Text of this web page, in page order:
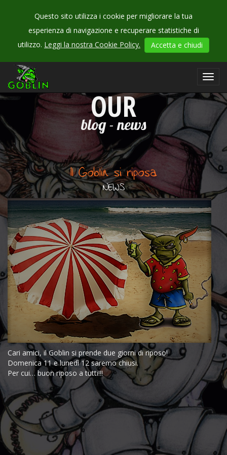
Questo sito utilizza i cookie per migliorare la tua
esperienza di navigazione e recuperare statistiche di
utilizzo. Leggi la nostra Cookie Policy. Accetta e chiudi
CHECK
OUR
blog - news
Il Goblin si riposa
NEWS
Cari amici, il Goblin si prende due giorni di riposo!
Domenica 11 e lunedì 12 saremo chiusi.
Per cui… buon riposo a tutti!!!